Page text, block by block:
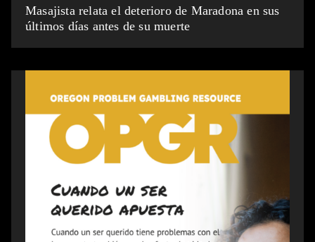
Masajista relata el deterioro de Maradona en sus
últimos días antes de su muerte